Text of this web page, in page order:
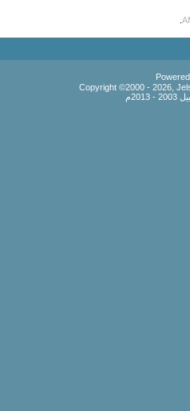
Copyright ©2000 - 2026,